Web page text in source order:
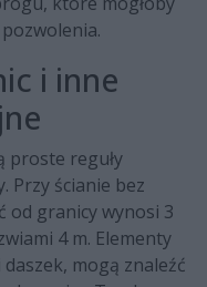
i inne
proste reguły
Przy ścianie bez
od granicy wynosi 3
4 m. Elementy
mogą znaleźć